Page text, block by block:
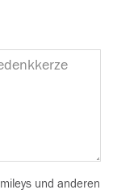
und anderen